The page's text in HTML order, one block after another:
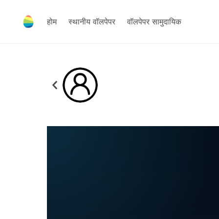
होम स्थानीय वॉलपेपर वॉलपेपर सामुदायिक